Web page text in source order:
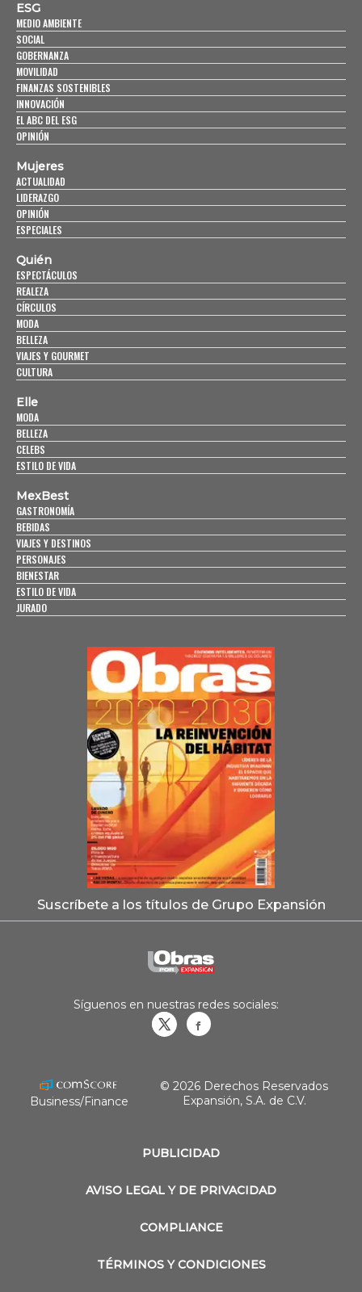
ESG
MEDIO AMBIENTE
SOCIAL
GOBERNANZA
MOVILIDAD
FINANZAS SOSTENIBLES
INNOVACIÓN
EL ABC DEL ESG
OPINIÓN
Mujeres
ACTUALIDAD
LIDERAZGO
OPINIÓN
ESPECIALES
Quién
ESPECTÁCULOS
REALEZA
CÍRCULOS
MODA
BELLEZA
VIAJES Y GOURMET
CULTURA
Elle
MODA
BELLEZA
CELEBS
ESTILO DE VIDA
MexBest
GASTRONOMÍA
BEBIDAS
VIAJES Y DESTINOS
PERSONAJES
BIENESTAR
ESTILO DE VIDA
JURADO
Suscríbete a los títulos de Grupo Expansión
PUBLICIDAD
AVISO LEGAL Y DE PRIVACIDAD
COMPLIANCE
TÉRMINOS Y CONDICIONES
Síguenos en nuestras redes sociales:
Business/Finance
© 2026 Derechos Reservados
Expansión, S.A. de C.V.